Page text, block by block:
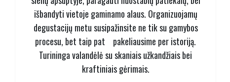
išbandyti vietoje gaminamo alaus. Organizuojamų
degustacijų metu susipažinsite ne tik su gamybos
procesu, bet taip pat pakeliausime per istoriją.
Turininga valandėlė su skaniais užkandžiais bei
kraftiniais gėrimais.